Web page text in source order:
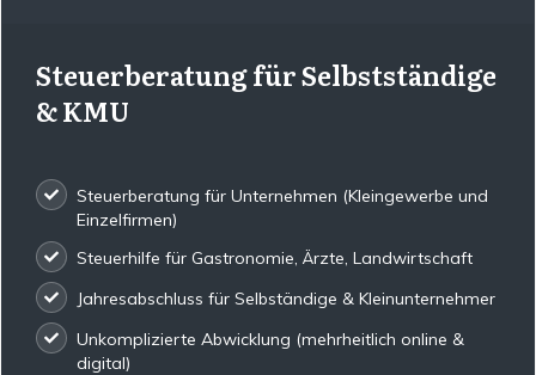
Steuerberatung für Selbstständige
& KMU
Steuerberatung für Unternehmen (Kleingewerbe und
Einzelfirmen)
Steuerhilfe für Gastronomie, Ärzte, Landwirtschaft
Jahresabschluss für Selbständige & Kleinunternehmer
Unkomplizierte Abwicklung (mehrheitlich online &
digital)